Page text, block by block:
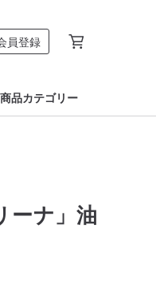
員登録
商品カテゴリー
ーナ」油